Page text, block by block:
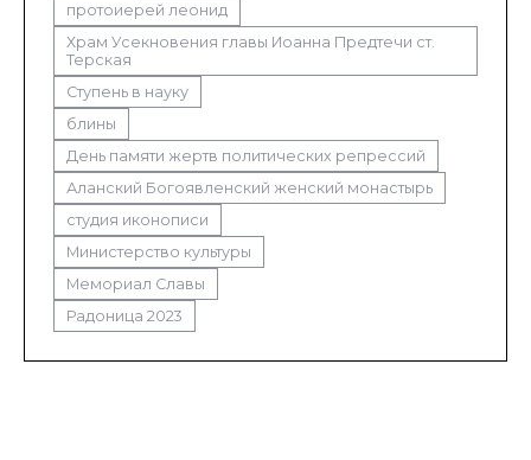
протоиерей леонид
Храм Усекновения главы Иоанна Предтечи ст.
Терская
Ступень в науку
блины
День памяти жертв политических репрессий
Аланский Богоявленский женский монастырь
студия иконописи
Министерство культуры
Мемориал Славы
Радоница 2023